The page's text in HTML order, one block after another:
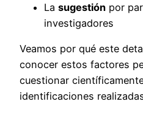
La sugestión por
investigadores
Veamos por qué este
conocer estos factores
cuestionar
identificaciones